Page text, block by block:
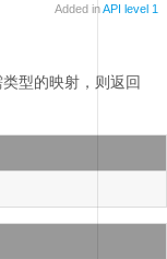
Added inAPI level 1
型的映射，则返回